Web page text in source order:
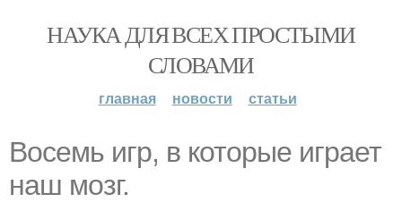
НАУКА ДЛЯ ВСЕХ ПРОСТЫМИ
СЛОВАМИ
главная новости статьи
Восемь игр, в которые играет
наш мозг.